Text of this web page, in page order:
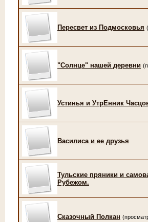
Пересвет из Подмосковья
"Солнце" нашей деревни
Устинья и УтрЕнник
Василиса и ее друзья
Тульские пряники и
Рубежом.
Сказочный Полкан